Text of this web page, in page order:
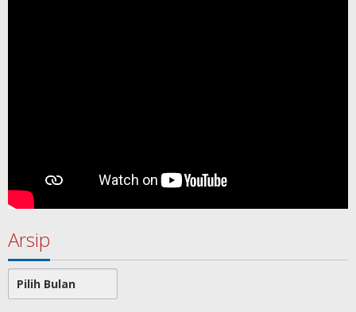
Arsip
Arsip